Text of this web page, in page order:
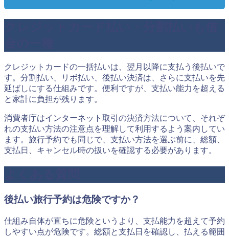
クレジットカードの一括払いは、翌月以降に支払う後払いで
す。分割払い、リボ払い、後払い決済は、さらに支払いを先
延ばしにする仕組みです。便利ですが、支払い能力を超える
と家計に負担が残ります。
消費者庁はインターネット取引の決済方法について、それぞ
れの支払い方法の注意点を理解して利用するよう案内してい
ます。旅行予約でも同じで、支払い方法を選ぶ前に、総額、
支払日、キャンセル時の扱いを確認する必要があります。
後払い旅行予約は危険ですか？
仕組み自体が直ちに危険というより、支払能力を超えて予約
しやすい点が危険です。総額と支払日を確認し、払える範囲